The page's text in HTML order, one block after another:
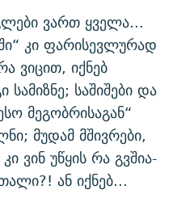
ვართ ყველა...
კი ფარისევლურად
ვიცით, იქნებ
სამიზნე; საშიშები და
მეგობრისაგან“
მუდამ მშივრები,
ვინ უწყის რა გვშია-
ან იქნებ...